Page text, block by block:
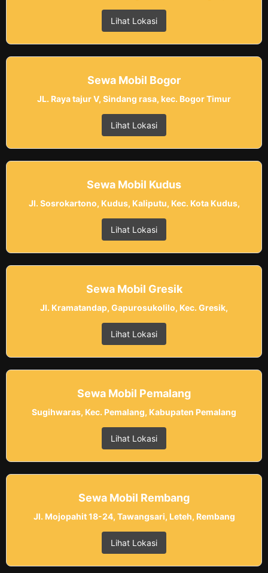
Lihat Lokasi
Sewa Mobil Bogor
JL. Raya tajur V, Sindang rasa, kec. Bogor Timur
Lihat Lokasi
Sewa Mobil Kudus
Jl. Sosrokartono, Kudus, Kaliputu, Kec. Kota Kudus,
Lihat Lokasi
Sewa Mobil Gresik
Jl. Kramatandap, Gapurosukolilo, Kec. Gresik,
Lihat Lokasi
Sewa Mobil Pemalang
Sugihwaras, Kec. Pemalang, Kabupaten Pemalang
Lihat Lokasi
Sewa Mobil Rembang
Jl. Mojopahit 18-24, Tawangsari, Leteh, Rembang
Lihat Lokasi